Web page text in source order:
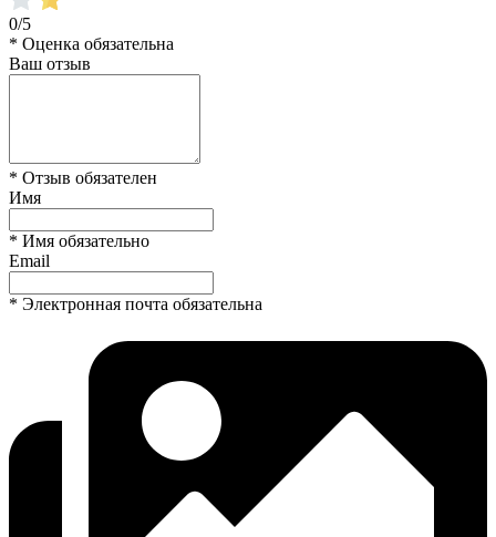
0/5
* Оценка обязательна
Ваш отзыв
* Отзыв обязателен
Имя
* Имя обязательно
Email
* Электронная почта обязательна